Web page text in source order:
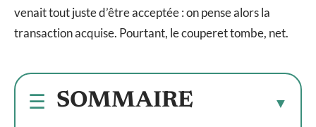
venait tout juste d’être acceptée : on pense alors la
transaction acquise. Pourtant, le couperet tombe, net.
SOMMAIRE